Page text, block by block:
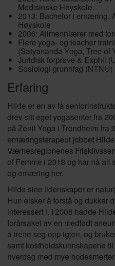
Medisinske Høyskole.
2013: Bachelor i ernæring,
Høyskole
2006: Allmennlærer med
Flere yoga- og teacher
(Satyananda Yoga, Tree of
Juridisk forprøve & Exphil
Sosiologi grunnfag (NTNU)
Erfaring
Hilde er en av få
drev sitt eget yogasenter fra
på Zenit Yoga i Trondheim fra
ernæringsterapeut jobbet
Værnesregionenes
of Femme i 2018 og har nå all
og ernæring her.
Hilde sine lidenskaper er
Hun elsker å forstå og dukker
interessert i. I 2008 hadde
forårsaket av en medfødt
å trene seg opp igjen, og
samt kostholdskunnskapene
hverdag med mye